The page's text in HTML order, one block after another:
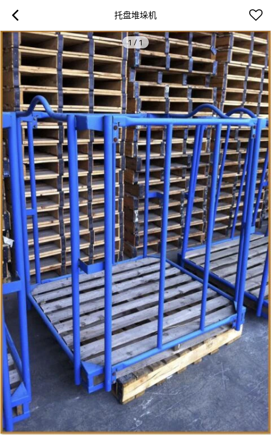
托盘堆垛机
1 / 1